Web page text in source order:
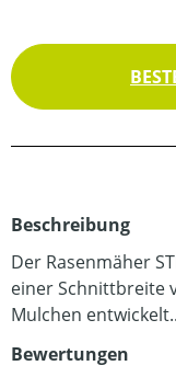
Beschreibung
Der Rasenmäher
einer Schnittbreite
Mulchen
Bewertungen